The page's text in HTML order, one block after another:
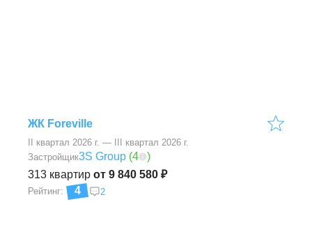
ЖК Foreville
II квартал 2026 г. — III квартал 2026 г.
313 квартир от 9 840 580 ₽
Застройщик3S Group (4 )
Рейтинг: 4 2